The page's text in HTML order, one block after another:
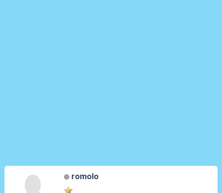
romolo